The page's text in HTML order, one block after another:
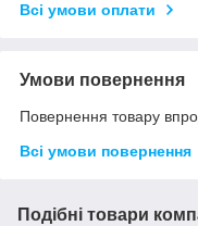
Всі умови оплати
Умови повернення
Повернення товару
Всі умови повернення
Подібні товари